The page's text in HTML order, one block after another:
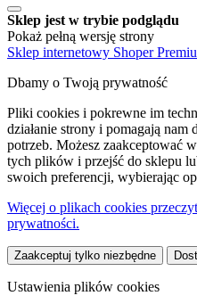
Sklep jest w trybie podglądu
Pokaż pełną wersję strony
Sklep internetowy Shoper
Dbamy o Twoją prywatność
Pliki cookies i pokrewne im
działanie strony i pomagają
potrzeb. Możesz zaakceptować
tych plików i przejść do sklepu
swoich preferencji, wybierając
Więcej o plikach cookies
prywatności.
Zaakceptuj tylko niezbędne
Ustawienia plików cookies